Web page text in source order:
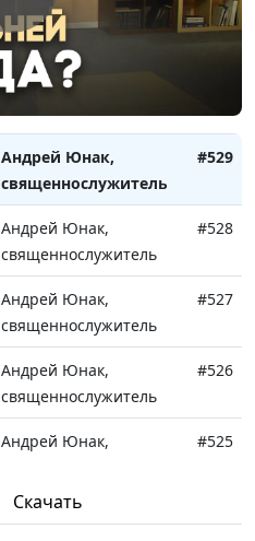
Андрей Юнак,
священнослужитель
#531
Андрей Юнак,
священнослужитель
Андрей Юнак,
священнослужитель
#529
Андрей Юнак,
священнослужитель
#528
Андрей Юнак,
священнослужитель
#527
Андрей Юнак,
священнослужитель
#526
Андрей Юнак,
#525
Андрей Юнак,
Скачать